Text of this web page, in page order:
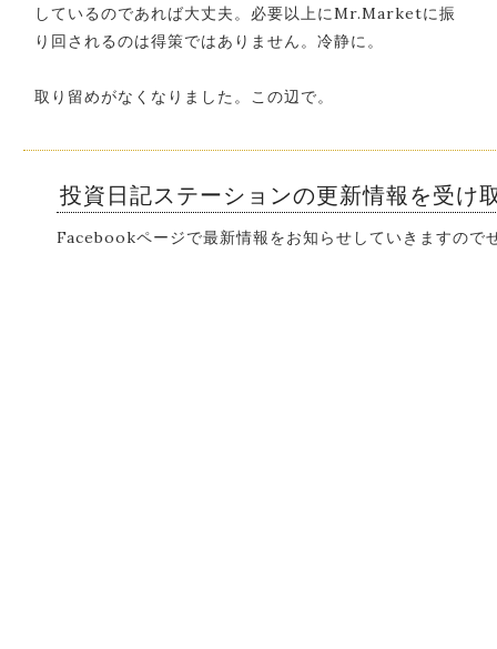
しているのであれば大丈夫。必要以上にMr.Marketに振
り回されるのは得策ではありません。冷静に。
取り留めがなくなりました。この辺で。
投資日記ステーションの更新情報を受け
Facebookページで最新情報をお知らせしていきますので